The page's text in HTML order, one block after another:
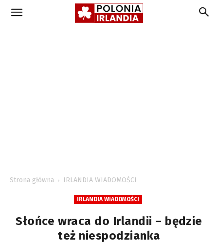
Strona główna IRLANDIA WIADOMOŚCI
IRLANDIA WIADOMOŚCI
Słońce wraca do Irlandii – będzie
też niespodzianka